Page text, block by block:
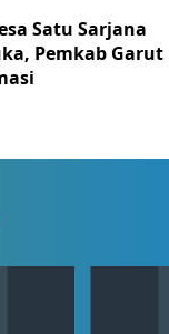
Satu Sarjana
Pemkab Garut